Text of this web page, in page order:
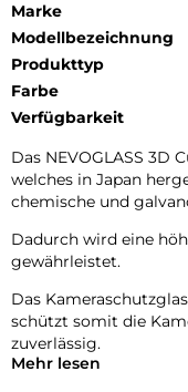
Marke
Modellbezeichnung
Produkttyp
Farbe
Verfügbarkeit
Das NEVOGLASS 3D
welches in Japan
chemische und
Dadurch wird eine
gewährleistet.
Das
schützt somit die
zuverlässig.
Mehr lesen